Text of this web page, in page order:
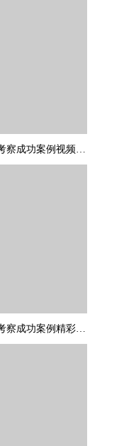
英国剑桥大学培训及金融主题考察成功案例视频 PART1
英国剑桥大学培训及金融主题考察成功案例精彩集锦 PART2